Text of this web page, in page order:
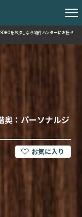
をお探しなら物件ハンターにお任せ
：パーソナルジ